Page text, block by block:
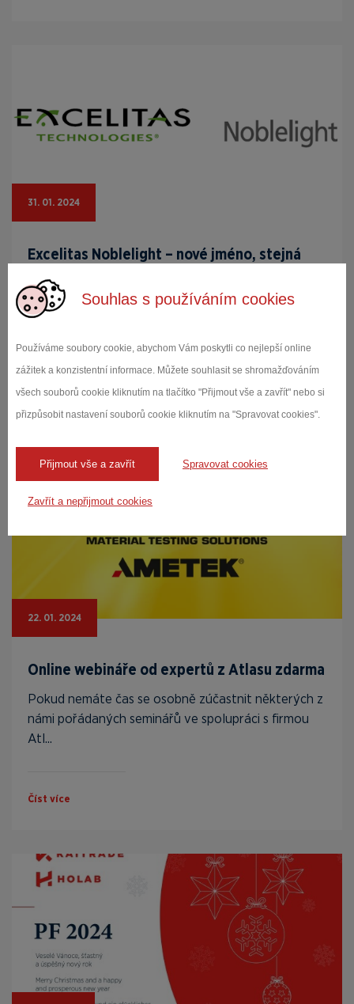
Souhlas s používáním cookies
Používáme soubory cookie, abychom Vám poskytli co nejlepší online
zážitek a konzistentní informace. Můžete souhlasit se shromažďováním
všech souborů cookie kliknutím na tlačítko "Přijmout vše a zavřít" nebo si
přizpůsobit nastavení souborů cookie kliknutím na "Spravovat cookies".
Přijmout vše a zavřít Spravovat cookies
Zavřít a nepřijmout cookies
31. 01. 2024
Excelitas Noblelight – nové jméno, stejná
kvalita
Chtěli bychom Vás informovat, že u společnosti
obchodního náz...
22. 01. 2024
Online webináře od expertů z Atlasu zdarma
Pokud nemáte čas se osobně zúčastnit některých z
námi pořádaných seminářů ve spolupráci s firmou
Atl...
Číst více